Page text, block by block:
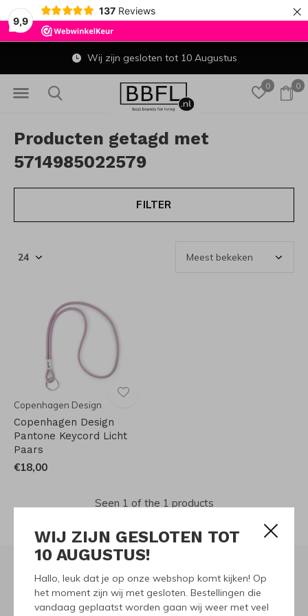
9,9
137 Reviews ×
WIJ ZIJN GESLOTEN TOT
10 AUGUSTUS!
Hallo, leuk dat je op onze webshop komt kijken! Op
het moment zijn wij met gesloten. Bestellingen die
vandaag geplaatst worden gaan wij weer met veel
0 0
Wij zijn gesloten tot 10 Augustus
Producten getagd met
5714985022579
FILTER
Copenhagen Design
Copenhagen Design
Pantone Keycord Licht
Paars
€18,00
Seen 1 of the 1 products
Meld je aan voor onze